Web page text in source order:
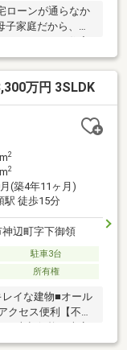
ーンが通らなか
家庭だから、カ
内を中心に、数多
広くご紹介できま
からでもお
』でID検索！！
万円 3SLDK
2
2
(築4年11ヶ月)
駅 徒歩15分
辺町字下御領
駐車3台
所有権
イな建物■オール
セス便利【不動
売却価格の査定
かせいただくこと